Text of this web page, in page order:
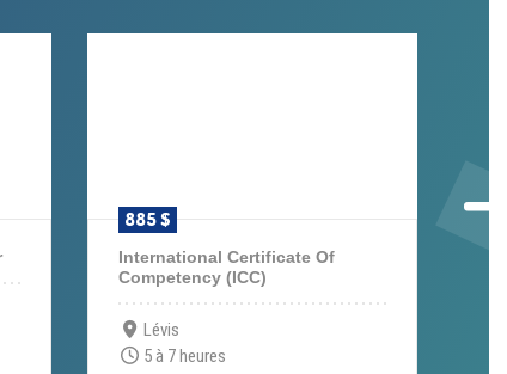
885 $
International Certificate Of
Competency (ICC)
Lévis
5 à 7 heures